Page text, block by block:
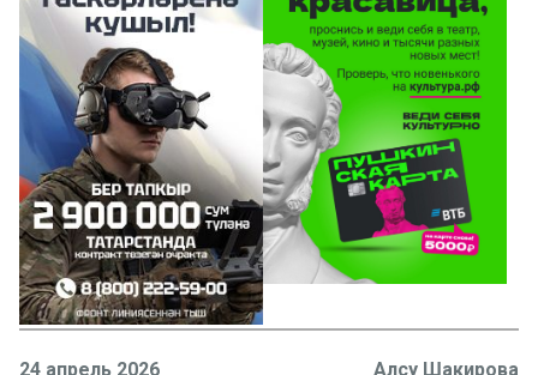
24 апрель 2026 Алсу Шакирова